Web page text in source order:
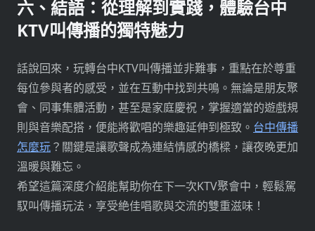
六、結語：從理解到實踐，體驗台中
KTV叫傳播的獨特魅力
話說回來，玩轉台中KTV叫傳播並非難事，重點在於尊重
每位參與者的感受，並在互動中找到共鳴。無論是朋友聚
會、同事集體活動，甚至是家庭慶祝，掌握適當的遊戲規
則與音樂配搭，便能將歡唱的樂趣延伸到極致。 台中傳播
怎麼玩？關鍵是讓歌聲成為連結情感的橋樑，讓夜晚更加
溫暖與難忘。
希望這篇深度介紹能幫助你在下一次KTV聚會中，輕鬆駕
馭叫傳播玩法，享受絶佳唱歌與交流的雙重滋味！